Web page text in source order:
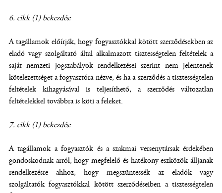
6. cikk (1) bekezdés:
A tagállamok előírják, hogy fogyasztókkal kötött szerződésekben az
eladó vagy szolgáltató által alkalmazott tisztességtelen feltételek a
saját nemzeti jogszabályok rendelkezései szerint nem jelentenek
kötelezettséget a fogyasztóra nézve, és ha a szerződés a tisztességtelen
feltételek kihagyásával is teljesíthető, a szerződés változatlan
feltételekkel továbbra is köti a feleket.
7. cikk (1) bekezdés:
A tagállamok a fogyasztók és a szakmai versenytársak érdekében
gondoskodnak arról, hogy megfelelő és hatékony eszközök álljanak
rendelkezésre ahhoz, hogy megszüntessék az eladók vagy
szolgáltatók fogyasztókkal kötött szerződéseiben a tisztességtelen